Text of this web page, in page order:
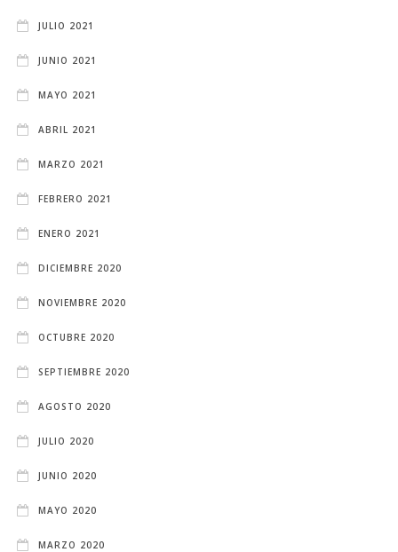
JULIO 2021
JUNIO 2021
MAYO 2021
ABRIL 2021
MARZO 2021
FEBRERO 2021
ENERO 2021
DICIEMBRE 2020
NOVIEMBRE 2020
OCTUBRE 2020
SEPTIEMBRE 2020
AGOSTO 2020
JULIO 2020
JUNIO 2020
MAYO 2020
MARZO 2020